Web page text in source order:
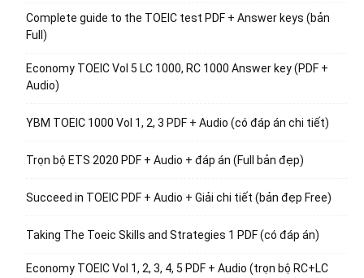
Complete guide to the TOEIC test PDF + Answer keys (bản
Full)
Economy TOEIC Vol 5 LC 1000, RC 1000 Answer key (PDF +
Audio)
YBM TOEIC 1000 Vol 1, 2, 3 PDF + Audio (có đáp án chi tiết)
Trọn bộ ETS 2020 PDF + Audio + đáp án (Full bản đẹp)
Succeed in TOEIC PDF + Audio + Giải chi tiết (bản đẹp Free)
Taking The Toeic Skills and Strategies 1 PDF (có đáp án)
Economy TOEIC Vol 1, 2, 3, 4, 5 PDF + Audio (trọn bộ RC+LC